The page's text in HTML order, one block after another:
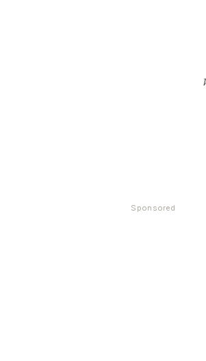
Sponsored